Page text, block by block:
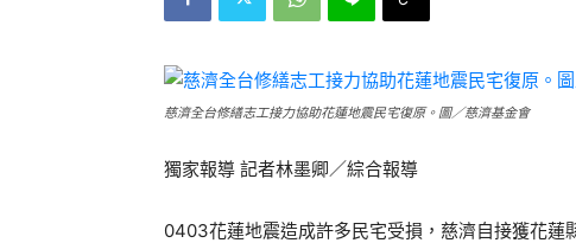
慈濟全台修繕志工接力協助花蓮地震民宅復原。圖／慈濟基金會
獨家報導 記者林墨卿／綜合報導
0403花蓮地震造成許多民宅受損，慈濟自接獲花蓮